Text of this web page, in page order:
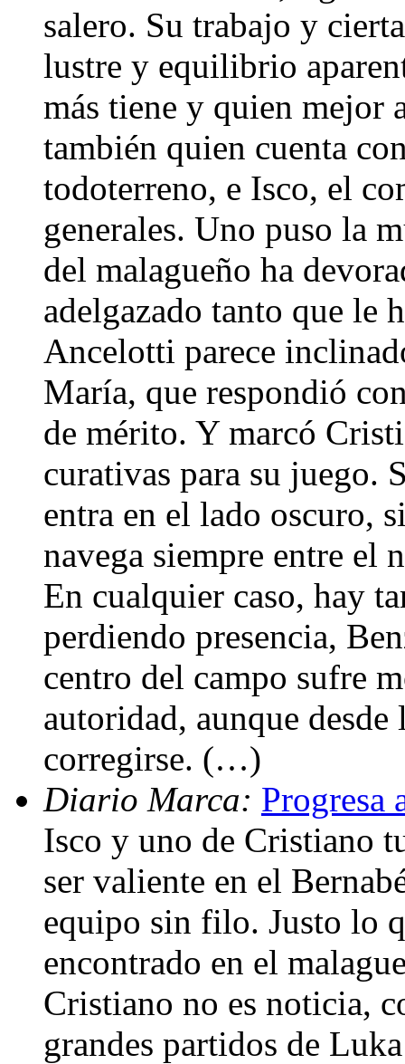
salero. Su trabajo y
lustre y equilibrio
más tiene y quien mejor
también quien cuenta
todoterreno, e Isco, el
generales. Uno puso la
del malagueño ha
adelgazado tanto que le
Ancelotti parece
María, que respondió
de mérito. Y marcó
curativas para su juego.
entra en el lado oscuro,
navega siempre entre el
En cualquier caso, hay
perdiendo presencia,
centro del campo sufre
autoridad, aunque
corregirse. (…)
Diario Marca: Progresa
Isco y uno de Cristiano
ser valiente en el
equipo sin filo. Justo lo
encontrado en el
Cristiano no es noticia,
grandes partidos de